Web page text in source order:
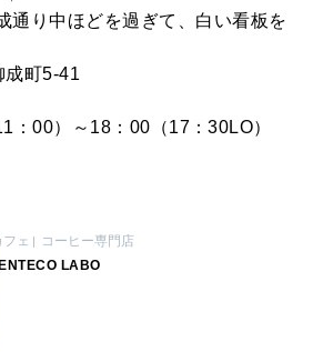
通り中ほどを過ぎて、白い看板を
成町5-41
：00）～18：00（17：30LO）
フェ コーヒー専門店
LABO